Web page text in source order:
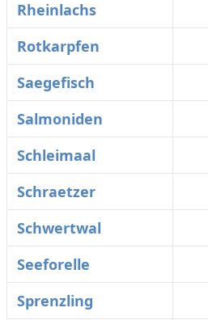
Rheinlachs
Rotkarpfen
Saegefisch
Salmoniden
Schleimaal
Schraetzer
Schwertwal
Seeforelle
Sprenzling